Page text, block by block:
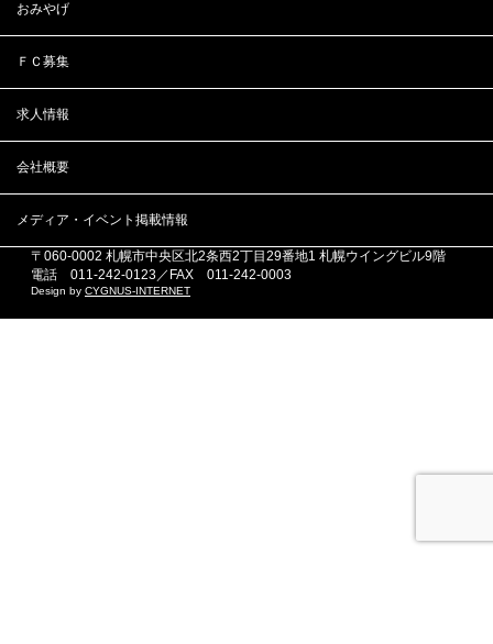
おみやげ
ＦＣ募集
求人情報
会社概要
メディア・イベント掲載情報
直営店
味の時計台直営店舗_年末年始営業時間
味の時計台FC店舗_年末年始営業時間
新着情報一覧を見る
〒060-0002 札幌市中央区北2条西2丁目29番地1 札幌ウイングビル9階
電話 011-242-0123／FAX 011-242-0003
Design by CYGNUS-INTERNET